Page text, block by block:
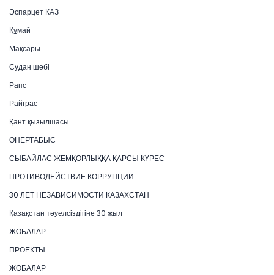
Эспарцет КАЗ
Құмай
Мақсары
Судан шөбі
Рапс
Райграс
Қант қызылшасы
ӨНЕРТАБЫС
СЫБАЙЛАС ЖЕМҚОРЛЫҚҚА ҚАРСЫ КҮРЕС
ПРОТИВОДЕЙСТВИЕ КОРРУПЦИИ
30 ЛЕТ НЕЗАВИСИМОСТИ КАЗАХСТАН
Қазақстан тәуелсіздігіне 30 жыл
ЖОБАЛАР
ПРОЕКТЫ
ЖОБАЛАР